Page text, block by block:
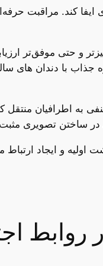
کند. مراقبت حرفه‌ای
و حتی موفق‌تر
جذاب با دندان های
اطرافیان منتقل
ساختن تصویری مثبت
و ایجاد ارتباط
روابط